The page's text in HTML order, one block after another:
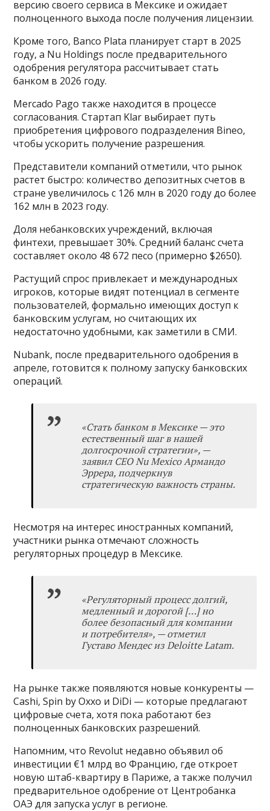
версию своего сервиса в Мексике и ожидает
полноценного выхода после получения лицензии.
Кроме того, Banco Plata планирует старт в 2025
году, а Nu Holdings после предварительного
одобрения регулятора рассчитывает стать
банком в 2026 году.
Mercado Pago также находится в процессе
согласования. Стартап Klar выбирает путь
приобретения цифрового подразделения Bineo,
чтобы ускорить получение разрешения.
Представители компаний отметили, что рынок
растет быстро: количество депозитных счетов в
стране увеличилось с 126 млн в 2020 году до более
162 млн в 2023 году.
Доля небанковских учреждений, включая
финтехи, превышает 30%. Средний баланс счета
составляет около 48 672 песо (примерно $2650).
Растущий спрос привлекает и международных
игроков, которые видят потенциал в сегменте
пользователей, формально имеющих доступ к
банковским услугам, но считающих их
недостаточно удобными, как заметили в СМИ.
Nubank, после предварительного одобрения в
апреле, готовится к полному запуску банковских
операций.
«Стать банком в Мексике—это
естественный шаг в нашей
долгосрочной стратегии», —
заявил CEO Nu Mexico Армандо
Эррера, подчеркнув
стратегическую важность страны.
Несмотря на интерес иностранных компаний,
участники рынка отмечают сложность
регуляторных процедур в Мексике.
«Регуляторный процесс долгий,
медленный и дорогой […] но
более безопасный для компании
и потребителя», — отметил
Густаво Мендес из Deloitte Latam.
На рынке также появляются новые конкуренты —
Cashi, Spin by Oxxo и DiDi — которые предлагают
цифровые счета, хотя пока работают без
полноценных банковских разрешений.
Напомним, что Revolut недавно объявил об
инвестиции €1 млрд во Францию, где откроет
новую штаб-квартиру в Париже, а также получил
предварительное одобрение от Центробанка
ОАЭ для запуска услуг в регионе.